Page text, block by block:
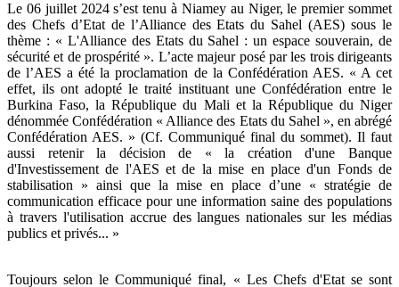
Le 06 juillet 2024 s’est tenu à Niamey au Niger, le premier sommet
des Chefs d’Etat de l’Alliance des Etats du Sahel (AES) sous le
thème : « L'Alliance des Etats du Sahel : un espace souverain, de
sécurité et de prospérité ». L’acte majeur posé par les trois dirigeants
de l’AES a été la proclamation de la Confédération AES. « A cet
effet, ils ont adopté le traité instituant une Confédération entre le
Burkina Faso, la République du Mali et la République du Niger
dénommée Confédération « Alliance des Etats du Sahel », en abrégé
Confédération AES. » (Cf. Communiqué final du sommet). Il faut
aussi retenir la décision de « la création d'une Banque
d'Investissement de l'AES et de la mise en place d'un Fonds de
stabilisation » ainsi que la mise en place d’une « stratégie de
communication efficace pour une information saine des populations
à travers l'utilisation accrue des langues nationales sur les médias
publics et privés... »
Toujours selon le Communiqué final, « Les Chefs d'Etat se sont